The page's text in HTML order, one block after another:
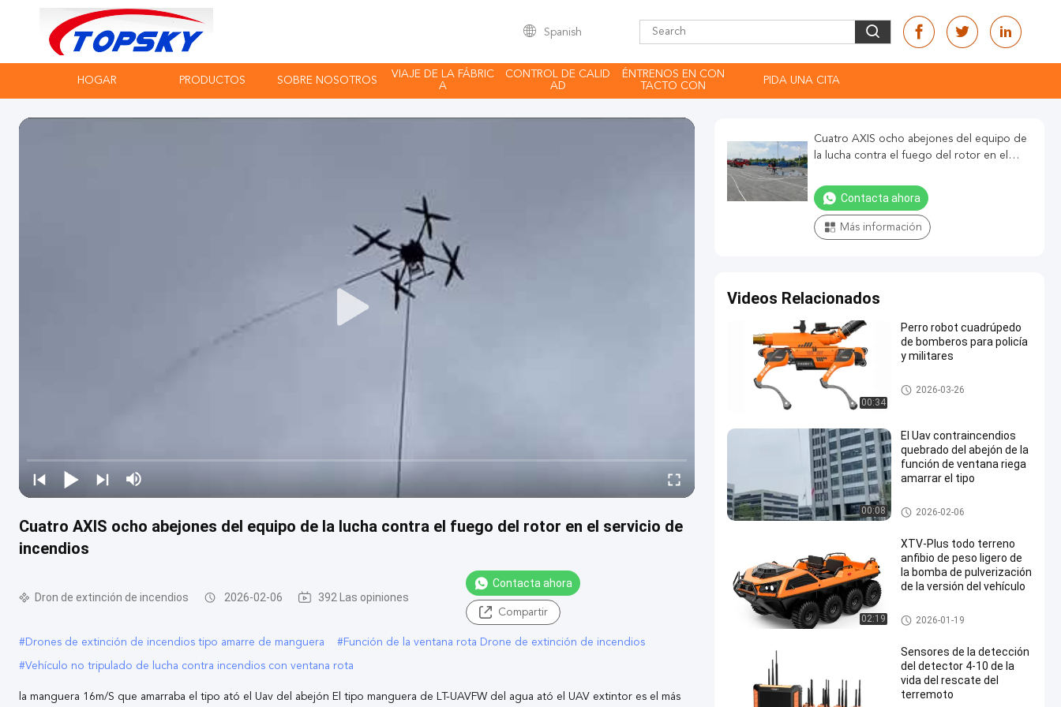
Spanish
HOGAR PRODUCTOS SOBRE NOSOTROS
VIAJE DE LA FÁBRIC
A
CONTROL DE CALID
AD
ÉNTRENOS EN CON
TACTO CON
PIDA UNA CITA
Cuatro AXIS ocho abejones del equipo de la lucha contra el fuego del rotor en el servicio de
incendios
Dron de extinción de incendios 2026-02-06 392 Las opiniones
Contacta ahora
Compartir
#Drones de extinción de incendios tipo amarre de manguera #Función de la ventana rota Drone de extinción de incendios
#Vehículo no tripulado de lucha contra incendios con ventana rota
la manguera 16m/S que amarraba el tipo ató el Uav del abejón El tipo manguera de LT-UAVFW del agua ató el UAV extintor es el más
Cuatro AXIS ocho abejones del equipo de
la lucha contra el fuego del rotor en el
Contacta ahora
Más información
Videos Relacionados
00:34
Perro robot cuadrúpedo
de bomberos para policía
y militares
Perro robot de cuatro patas
2026-03-26
00:08
El Uav contraincendios
quebrado del abejón de la
función de ventana riega
amarrar el tipo
Dron de extinción de incendios
2026-02-06
02:19
XTV-Plus todo terreno
anfibio de peso ligero de
la bomba de pulverización
de la versión del vehículo
robot de la lucha contra el fue
go
2026-01-19
Sensores de la detección
del detector 4-10 de la
vida del rescate del
terremoto